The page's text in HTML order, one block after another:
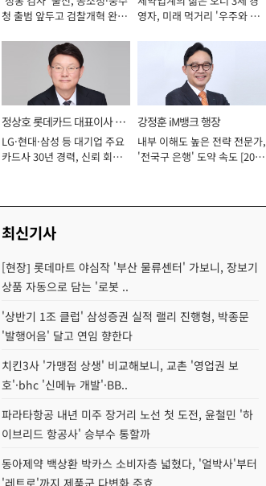
청 출범 앞두고 검찰개혁 완수
영자, 미래 먹거리 '우주와 헬
정상호 롯데카드 대표이사 사
장
LG·현대·삼성 등 대기업 주요
카드사 30년 경력, 신뢰 회복
강정훈 iM뱅크 행장
내부 이해도 높은 전략 전문가,
'전국구 은행' 도약 속도 [2026
최신기사
[현장] 롯데마트 야심작 '부산 물류센터' 가보니, 장보기
상품 자동으로 담는 '로봇 ..
'상반기 1조 클럽' 삼성증권 실적 랠리 진행형, 박종문
'발행어음' 달고 연임 향한다
치킨3사 '가맹점 상생' 비교해보니, 교촌 '영업권 보
호'·bhc '신메뉴 개발'·BB..
파라타항공 내년 미주 장거리 노선 첫 도전, 윤철민 '하
이브리드 항공사' 승부수 통할까
동아제약 백상환 박카스 소비자층 넓혔다, '얼박사'부터
'레트로'까지 제품군 다변화 주효